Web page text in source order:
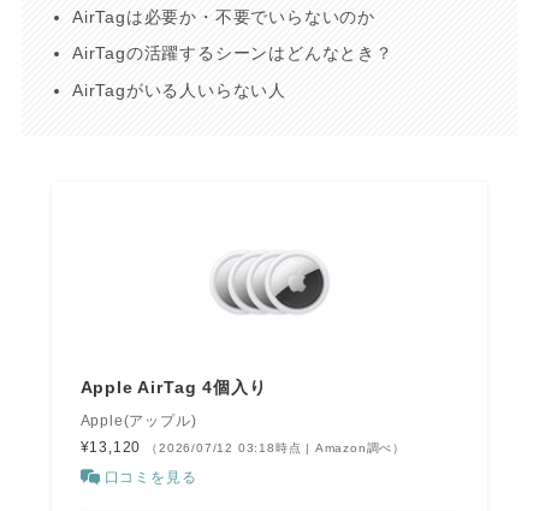
AirTagは必要か・不要でいらないのか
AirTagの活躍するシーンはどんなとき？
AirTagがいる人いらない人
Apple AirTag 4個入り
Apple(アップル)
¥13,120
（2026/07/12 03:18時点 | Amazon調べ）
口コミを見る